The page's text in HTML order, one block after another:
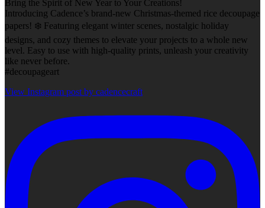
Bring the Spirit of New Year to Your Creations!
Introducing Cadence’s brand-new Christmas-themed rice decoupage
papers! ❄️ Featuring elegant winter scenes, nostalgic holiday
designs, and cozy themes to elevate your projects to a whole new
level. Easy to use with high-quality prints, unleash your creativity
like never before.
#decoupageart
View Instagram post by cadencecraft